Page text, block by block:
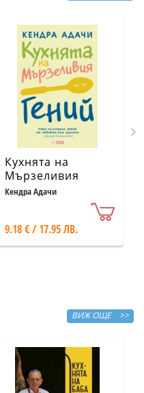
Кухнята на
Мързеливия
гений
Кендра Адачи
9.18 € / 17.95 ЛВ.
ВИЖ ОЩЕ >>